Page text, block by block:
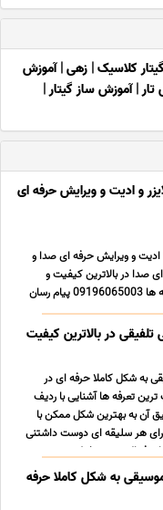
کلاسیک| زهی|آموزش
|آموزش ساز گیتار|
و ادیت و ویرایش حرفه ای
ادیت و ویرایش حرفه ای صدا و
صدا در بالاترین کیفیت و
کوالیتی ممکن و مناسب ترین تعرفه ها 09196065003 پیام رسان
بله سروش در صورت تمایل به
ها با ... ...در بالاترین کیفیت
به شکل کاملا حرفه ای در
تعرفه ها آشنایی با ردیف
آن به بهترین شکل ممکن با
هر سلیقه ای دوست داشتنی
به شکل کاملا حرفه